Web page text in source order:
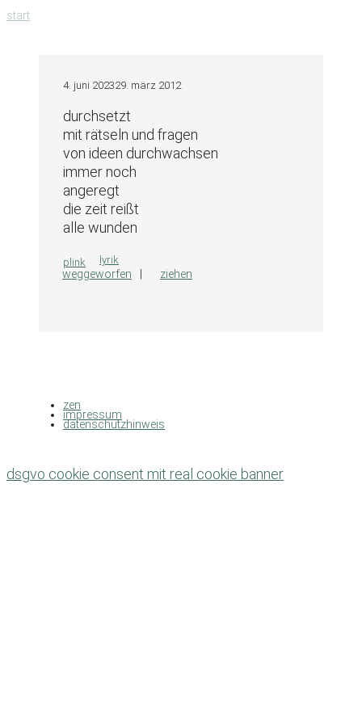
zum
start
4. juni 202329. märz 2012
durchsetzt
mit rätseln und fragen
von ideen durchwachsen
immer noch
angeregt
die zeit reißt
alle wunden
plink kategorien
lyrik
weggeworfen ziehen
zen
impressum
datenschutzhinweis
dsgvo cookie consent mit real cookie banner